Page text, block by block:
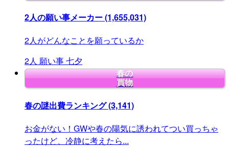
2人の願い事メーカー(1,655,031)
2人がどんなことを願っているか
2人 願い事七夕
春の
買物
春の謎出費ランキング(3,141)
お金がない！GWや春の陽気に誘われてつい買っちゃ
ったけど、冷静に考えたら...